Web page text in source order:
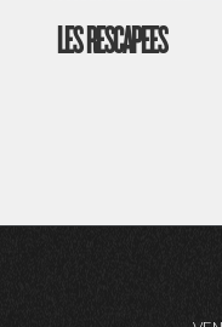
LES RESCAPEES